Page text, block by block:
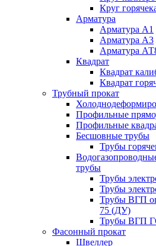
Круг
Арматура
Арматура А1
Арматура А3
Арматура
Квадрат
Квадрат
Квадрат
Трубный прокат
Профильные
Профильные
Бесшовные трубы
Трубы
трубы
Трубы
Трубы
Трубы ВГП
75 (ДУ)
Трубы ВГП
Фасонный прокат
Швеллер